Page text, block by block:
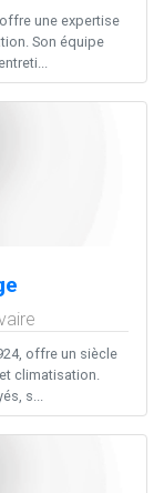
une expertise
Son équipe
offre un siècle
climatisation.
s...